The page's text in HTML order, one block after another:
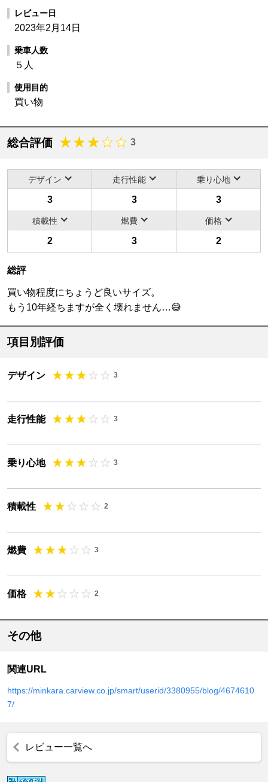
レビュー日
2023年2月14日
乗車人数
５人
使用目的
買い物
総合評価 3
デザイン 走行性能 乗り心地
3 3 3
積載性 燃費 価格
2 3 2
総評
買い物程度にちょうど良いサイズ。
もう10年経ちますが全く壊れません…😅
項目別評価
デザイン 3
走行性能 3
乗り心地 3
積載性 2
燃費 3
価格 2
その他
関連URL
https://minkara.carview.co.jp/smart/userid/3380955/blog/4674610
7/
レビュー一覧へ